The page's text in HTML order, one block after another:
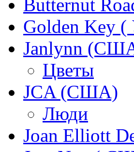
Butternut
Golden Key (
Janlynn
Цветы
JCA (США)
Люди
Joan Elliott